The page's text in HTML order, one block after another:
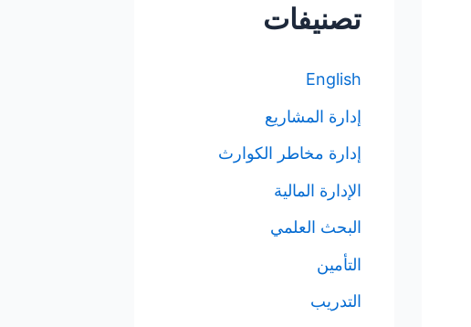
ع
تصنيفات
English
إدارة المشاريع
إدارة مخاطر الكوارث
الإدارة المالية
البحث العلمي
التأمين
التدريب